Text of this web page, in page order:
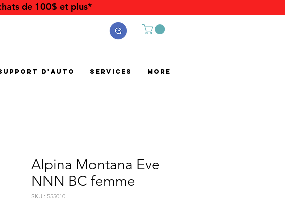
de 100$ et plus*
d'auto Services More
Alpina Montana Eve
NNN BC femme
SKU : 555010